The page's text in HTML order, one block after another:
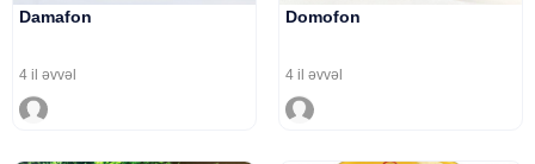
Damafon
4 il əvvəl
Domofon
4 il əvvəl